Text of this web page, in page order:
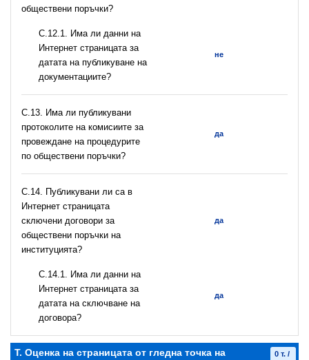
обществени поръчки?
С.12.1. Има ли данни на
Интернет страницата за
датата на публикуване на
документациите?
не
С.13. Има ли публикувани
протоколите на комисиите за
провеждане на процедурите
по обществени поръчки?
да
С.14. Публикувани ли са в
Интернет страницата
сключени договори за
обществени поръчки на
институцията?
да
С.14.1. Има ли данни на
Интернет страницата за
датата на сключване на
договора?
да
T. Оценка на страницата от гледна точка на
0 т. /